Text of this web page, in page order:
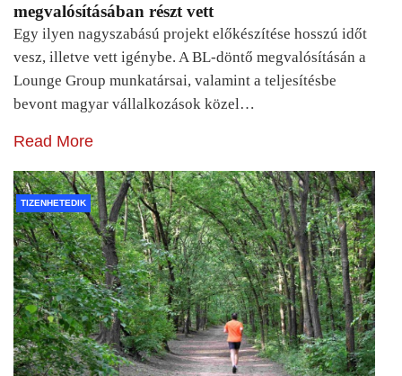
megvalósításában részt vett
Egy ilyen nagyszabású projekt előkészítése hosszú időt
vesz, illetve vett igénybe. A BL-döntő megvalósításán a
Lounge Group munkatársai, valamint a teljesítésbe
bevont magyar vállalkozások közel…
Read More
TIZENHETEDIK